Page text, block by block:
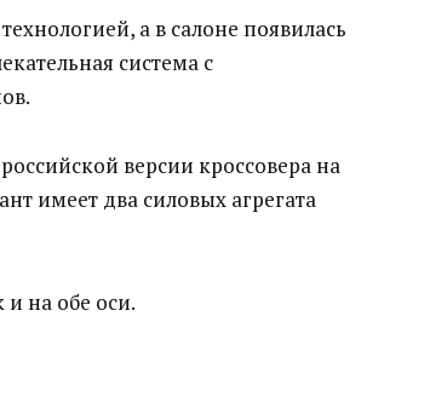
а в салоне появилась
система с
версии кроссовера на
имеет два силовых агрегата
на обе оси.